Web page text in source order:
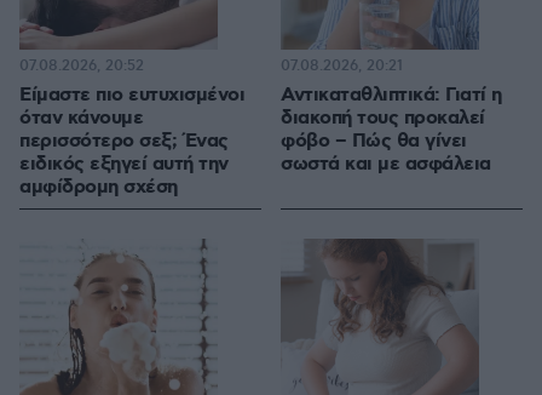
Είμαστε πιο ευτυχισμένοι
όταν κάνουμε
περισσότερο σεξ; Ένας
ειδικός εξηγεί αυτή την
αμφίδρομη σχέση
07.08.2026, 20:52
Αντικαταθλιπτικά: Γιατί η
διακοπή τους προκαλεί
φόβο – Πώς θα γίνει
σωστά και με ασφάλεια
07.08.2026, 20:21